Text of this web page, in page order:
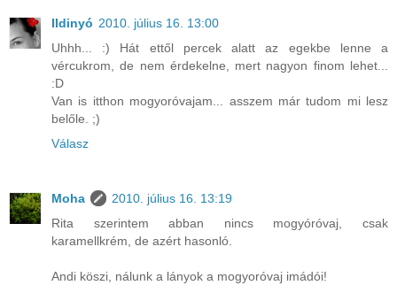
Ildinyó 2010. július 16. 13:00
Uhhh... :) Hát ettől percek alatt az egekbe lenne a
vércukrom, de nem érdekelne, mert nagyon finom lehet...
:D
Van is itthon mogyoróvajam... asszem már tudom mi lesz
belőle. ;)
Válasz
Moha
2010. július 16. 13:19
Rita szerintem abban nincs mogyóróvaj, csak
karamellkrém, de azért hasonló.
Andi köszi, nálunk a lányok a mogyoróvaj imádói!